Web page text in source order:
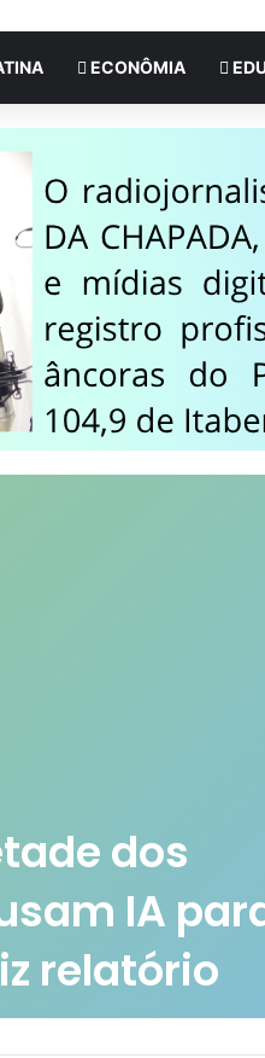
ECONÔMIA
dos
IA
relatório